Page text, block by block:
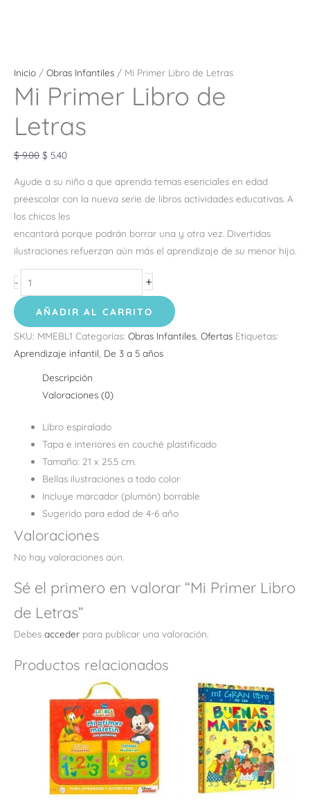
Inicio / Obras Infantiles / Mi Primer Libro de Letras
Mi Primer Libro de
Letras
$9.00 $ 5.40
Ayude a su niño a que aprenda temas esenciales en edad
preescolar con la nueva serie de libros actividades educativas. A
los chicos les
encantará porque podrán borrar una y otra vez. Divertidas
ilustraciones refuerzan aún más el aprendizaje de su menor hijo.
- +
AÑADIR AL CARRITO
SKU: MMEBL1 Categorías: Obras Infantiles, Ofertas Etiquetas:
Aprendizaje infantil, De 3 a 5 años
Descripción
Valoraciones (0)
Libro espiralado
Tapa e interiores en couché plastificado
Tamaño: 21 x 25.5 cm.
Bellas ilustraciones a todo color
Incluye marcador (plumón) borrable
Sugerido para edad de 4-6 año
Valoraciones
No hay valoraciones aún.
Sé el primero en valorar “Mi Primer Libro
de Letras”
Debes acceder para publicar una valoración.
Productos relacionados